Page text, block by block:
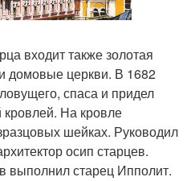
входит также золотая
домовые церкви. В 1682
спаса и придел
На кровле
шейках. Руководил
осип старцев.
выполнил старец Ипполит.